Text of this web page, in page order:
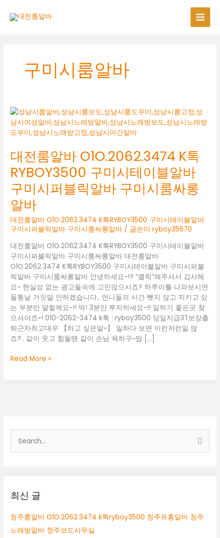
구미시룸알바
대전룸알바 O1O.2062.3474 K톡
RYBOY3500 구미시테이블알바
구미시퍼블릭알바 구미시룸싸롱
알바
대전룸알바 O1O.2062.3474 K톡RYBOY3500 구미시테이블알바
구미시퍼블릭알바 구미시룸싸롱알바 / 글쓴이ryboy35670
대전룸알바 O1O.2062.3474 K톡RYBOY3500 구미시테이블알바
구미시퍼블릭알바 구미시룸싸롱알바 대전룸알바
O1O.2062.3474 K톡RYBOY3500 구미시테이블알바 구미시퍼블
릭알바 구미시룸싸롱알바 안녕하세요~!? “클릭”해주셔서 감사해
요~ 현실성 없는 광고들속에 고민많으시죠? 하루이틀 나와보시면
들통날 거짓말 안하겠습니다.. 언니들의 시간 뺏지 않고 지키고 있
는 부분만 말할께요~!! 딱! 3분만 투자하세요~!! 일하기 좋은곳 찾
으셔야죠~! 010-2062-3474 k톡 : ryboy3500 당일지급3T보장출
퇴근차최고대우 【하고 싶은말~】 일하다 보면 이런저런일 많
죠?.. 같이 웃고 힘들땐 같이 손님 욕하구~맘 […]
대
톡
RYBOY3500
구
이
알
바
구
Read More »
최신 글
청주룸알바 O1O.2062.3474 k톡ryboy3500 청주유흥알바 청주
노래방알바 청주보도사무실